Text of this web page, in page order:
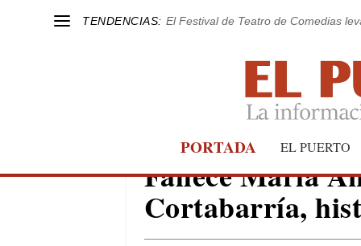
TENDENCIAS: El Festival de Teatro de Comedias
PORTADA EL PUERTO
OBITUARIO
Fallece María
Cortabarría,